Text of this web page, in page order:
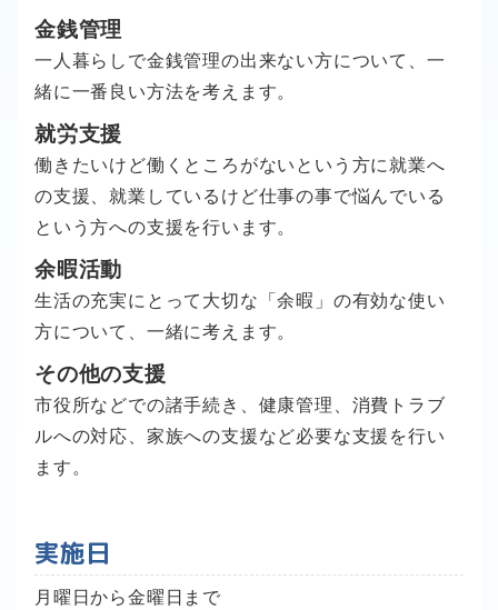
金銭管理
一人暮らしで金銭管理の出来ない方について、一
緒に一番良い方法を考えます。
就労支援
働きたいけど働くところがないという方に就業へ
の支援、就業しているけど仕事の事で悩んでいる
という方への支援を行います。
余暇活動
生活の充実にとって大切な「余暇」の有効な使い
方について、一緒に考えます。
その他の支援
市役所などでの諸手続き、健康管理、消費トラブ
ルへの対応、家族への支援など必要な支援を行い
ます。
実施日
月曜日から金曜日まで